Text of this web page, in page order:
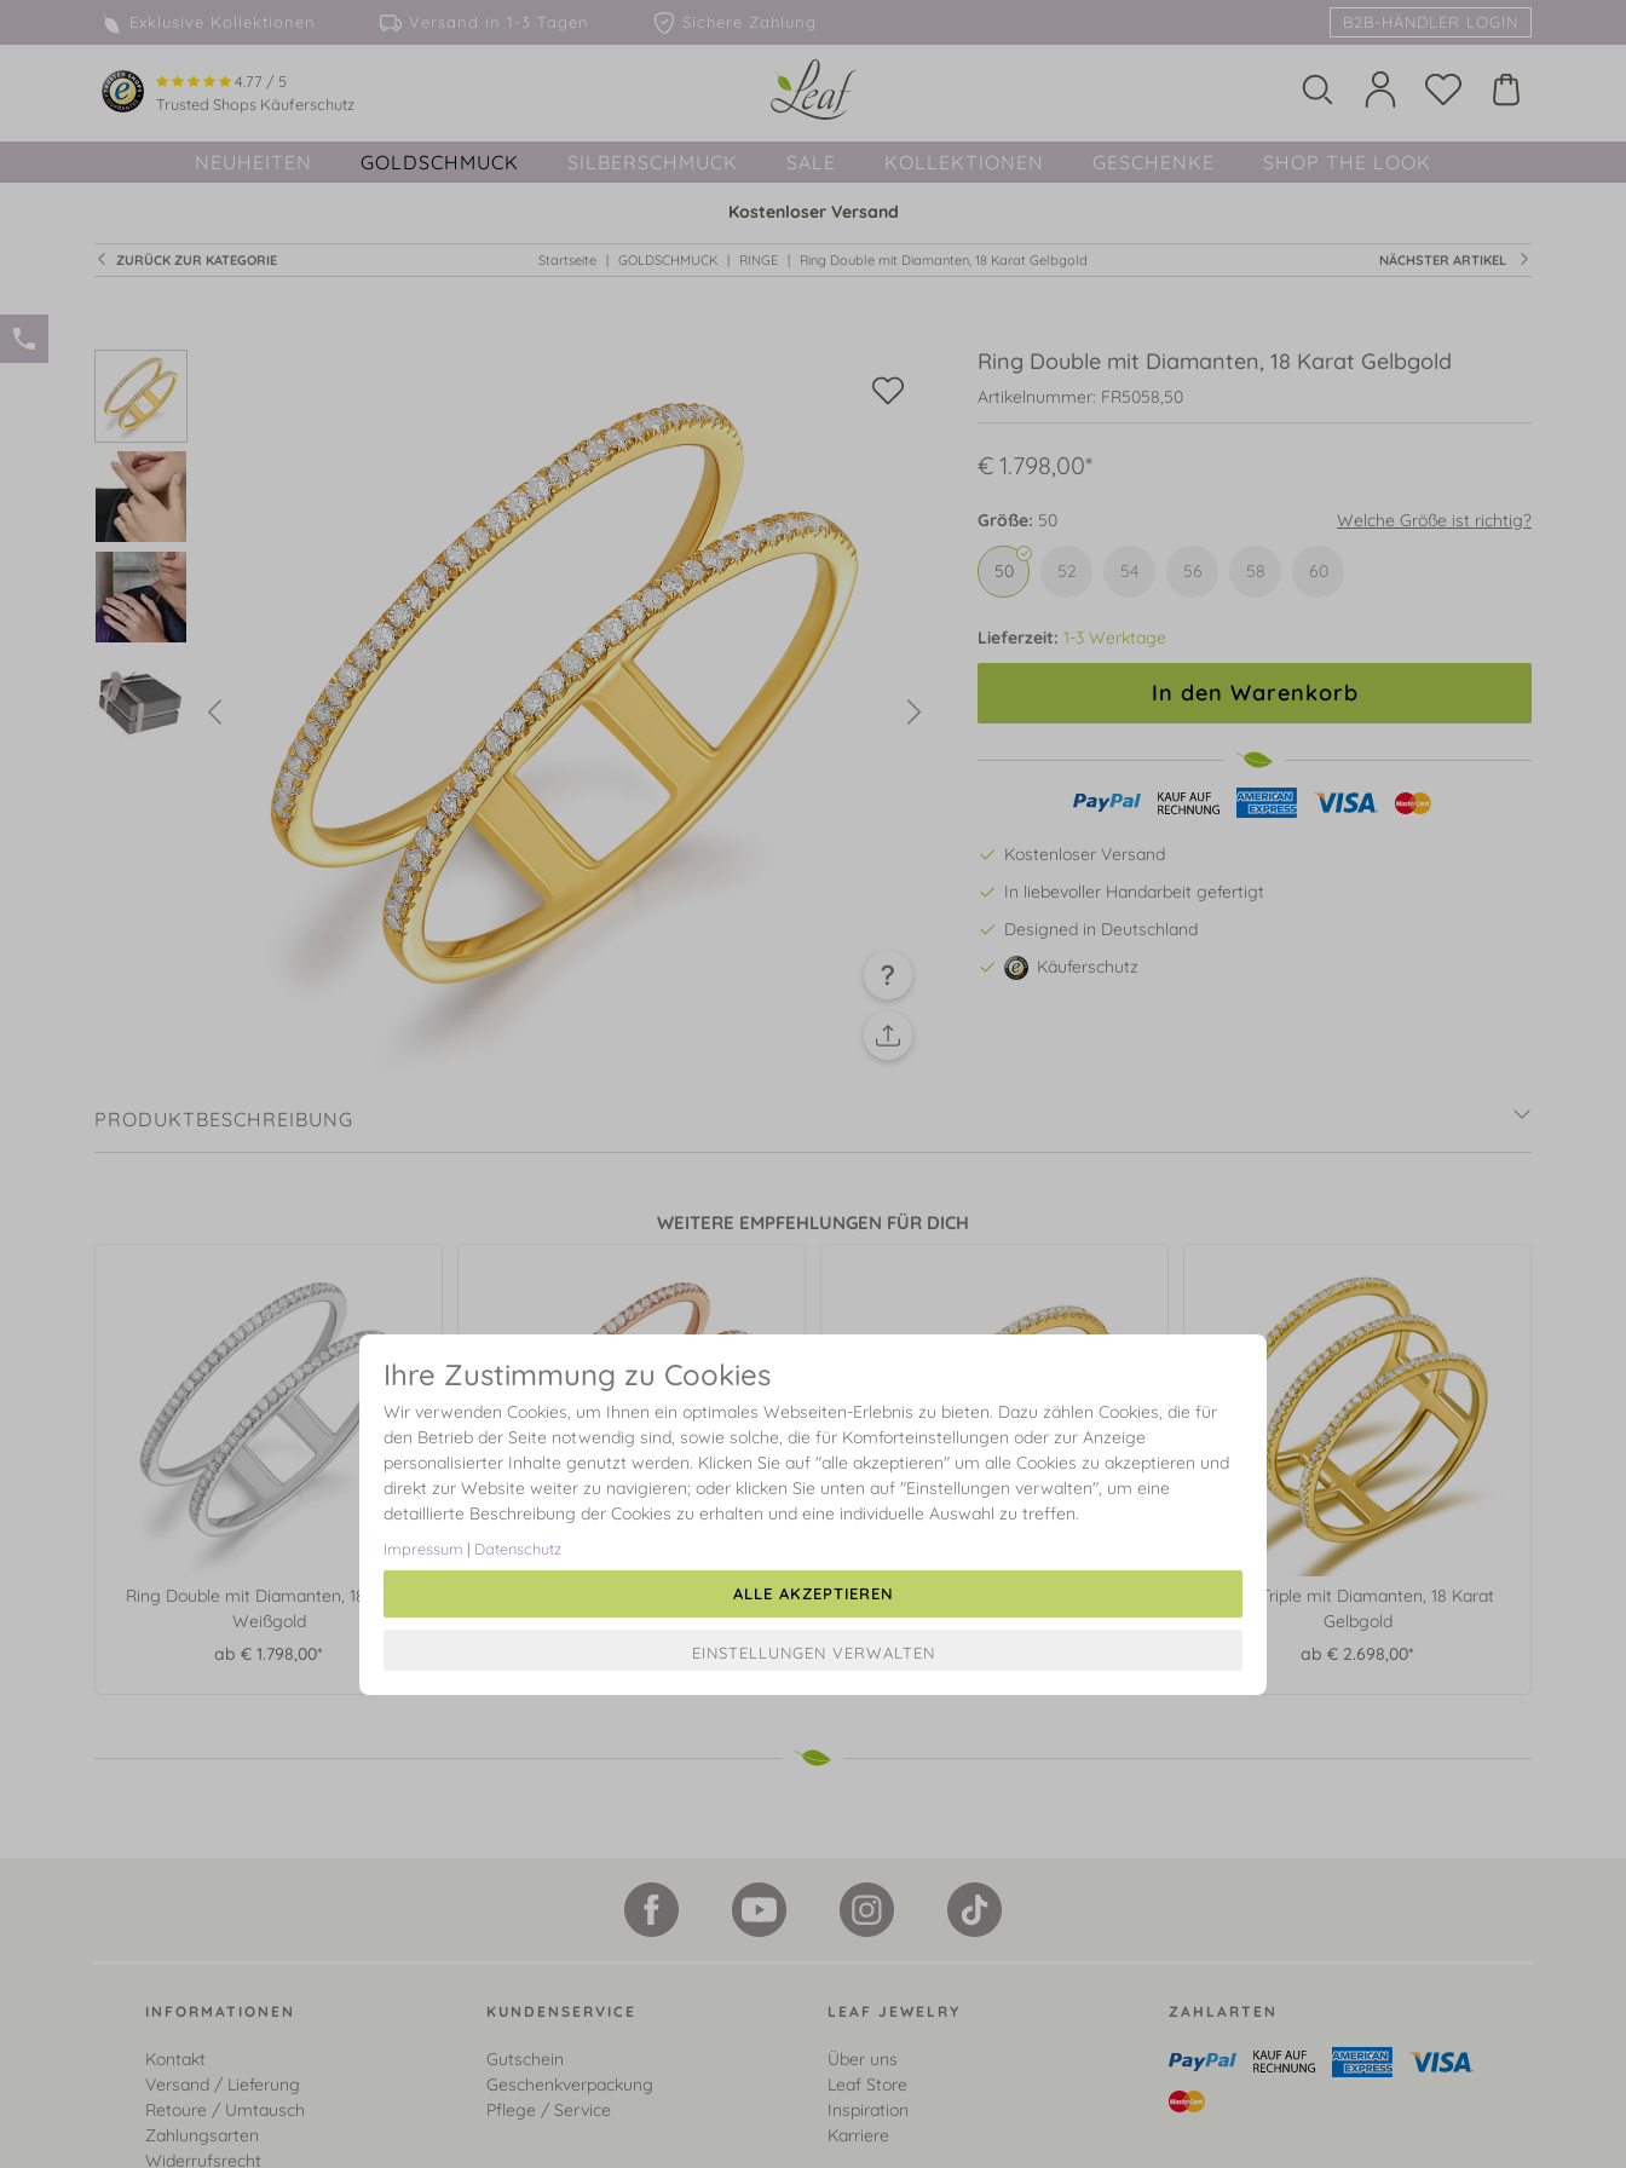
Exklusive Kollektionen Versand in 1-3 Tagen Sichere Zahlung B2B-HÄNDLER LOGIN
4.77 / 5
Trusted Shops Käuferschutz
NEUHEITEN GOLDSCHMUCK SILBERSCHMUCK SALE KOLLEKTIONEN GESCHENKE SHOP THE LOOK
Kostenloser Versand
ZURÜCK ZUR KATEGORIE Startseite GOLDSCHMUCK RINGE Ring Double mit Diamanten, 18 Karat Gelbgold NÄCHSTER ARTIKEL
Ring Double mit Diamanten, 18 Karat Gelbgold
Artikelnummer: FR5058,50
€ 1.798,00*
Größe: 50 Welche Größe ist richtig?
50 52 54 56 58 60
Lieferzeit: 1-3 Werktage
In den Warenkorb
Kostenloser Versand
In liebevoller Handarbeit gefertigt
Designed in Deutschland
Käuferschutz
PRODUKTBESCHREIBUNG
WEITERE EMPFEHLUNGEN FÜR DICH
Ring Double mit Diamanten, 18 Karat
Weißgold
ab € 1.798,00*
Ring Double mit Diamanten, 18 Karat
Rosegold
Memoryring mit Diamanten, 18 Karat
Gelbgold
Ring Triple mit Diamanten, 18 Karat
Gelbgold
ab € 2.698,00*
INFORMATIONEN
Kontakt
Versand / Lieferung
Retoure / Umtausch
Zahlungsarten
Widerrufsrecht
KUNDENSERVICE
Gutschein
Geschenkverpackung
Pflege / Service
LEAF JEWELRY
Über uns
Leaf Store
Inspiration
Karriere
ZAHLARTEN
Ihre Zustimmung zu Cookies
Wir verwenden Cookies, um Ihnen ein optimales Webseiten-Erlebnis zu bieten. Dazu zählen Cookies, die für
den Betrieb der Seite notwendig sind, sowie solche, die für Komforteinstellungen oder zur Anzeige
personalisierter Inhalte genutzt werden. Klicken Sie auf "alle akzeptieren" um alle Cookies zu akzeptieren und
direkt zur Website weiter zu navigieren; oder klicken Sie unten auf "Einstellungen verwalten", um eine
detaillierte Beschreibung der Cookies zu erhalten und eine individuelle Auswahl zu treffen.
Impressum | Datenschutz
ALLE AKZEPTIEREN